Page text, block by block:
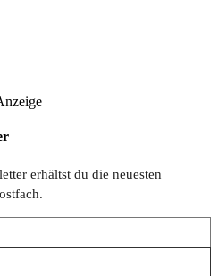
erhältst du die neuesten